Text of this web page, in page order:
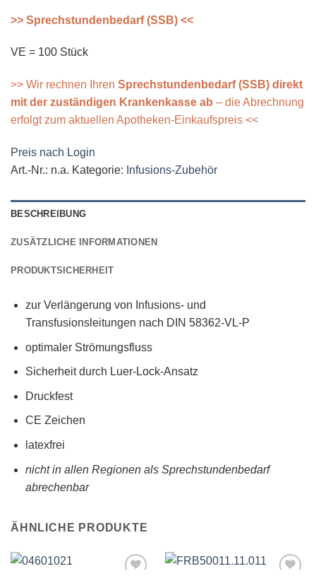
>> Sprechstundenbedarf (SSB) <<
VE = 100 Stück
>> Wir rechnen Ihren Sprechstundenbedarf (SSB) direkt
mit der zuständigen Krankenkasse ab – die Abrechnung
erfolgt zum aktuellen Apotheken-Einkaufspreis <<
Preis nach Login
Art.-Nr.: n.a. Kategorie: Infusions-Zubehör
BESCHREIBUNG
ZUSÄTZLICHE INFORMATIONEN
PRODUKTSICHERHEIT
zur Verlängerung von Infusions- und
Transfusionsleitungen nach DIN 58362-VL-P
optimaler Strömungsfluss
Sicherheit durch Luer-Lock-Ansatz
Druckfest
CE Zeichen
latexfrei
nicht in allen Regionen als Sprechstundenbedarf
abrechenbar
ÄHNLICHE PRODUKTE